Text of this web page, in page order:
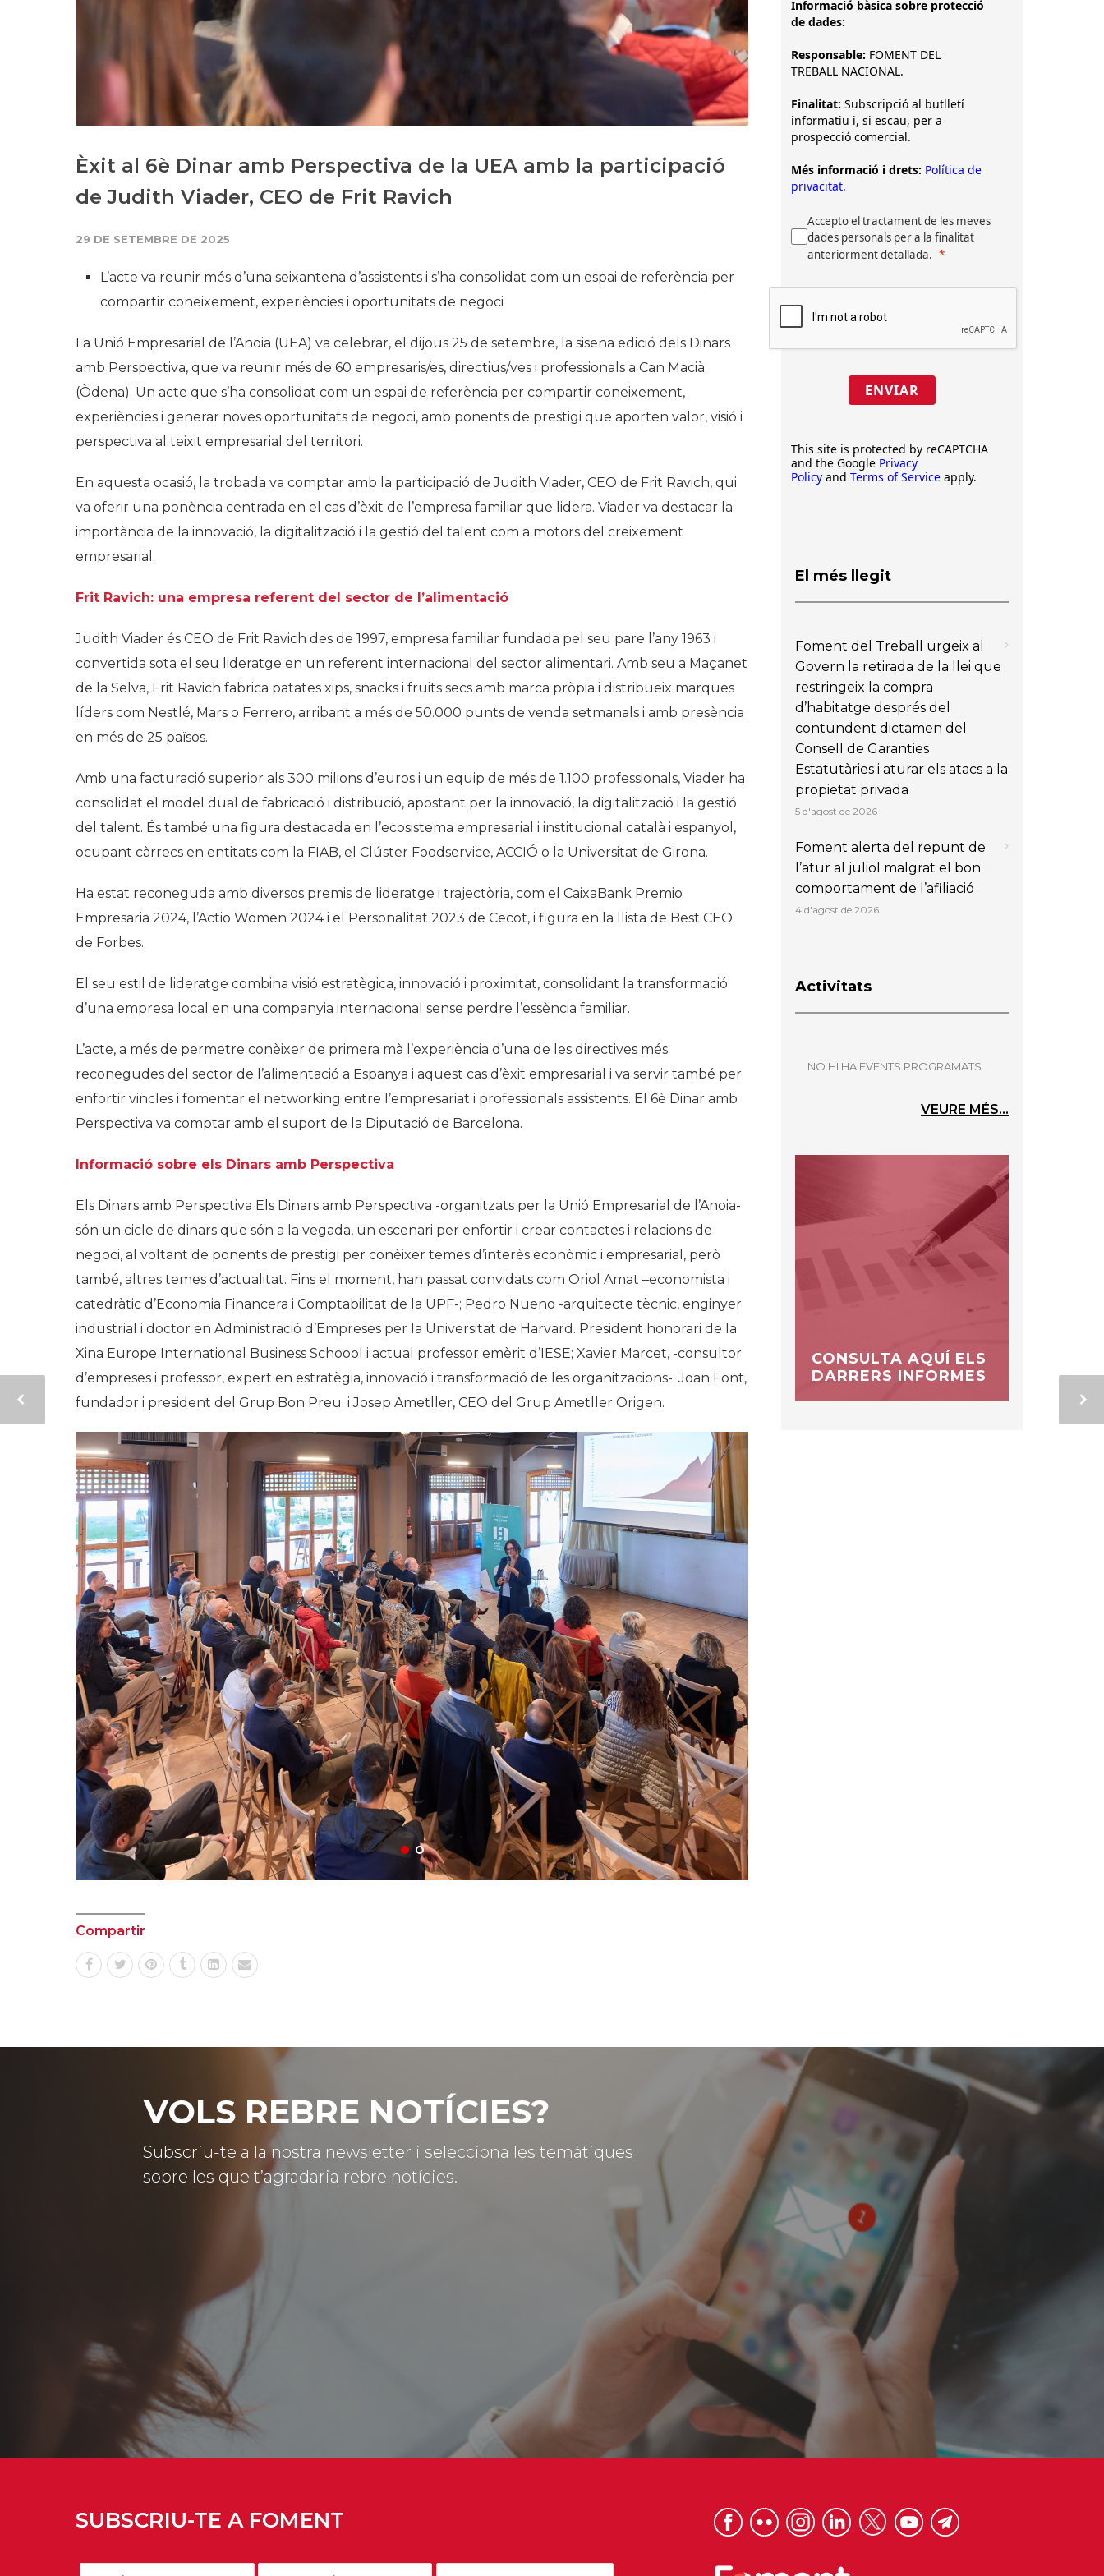
Història
Galeria de Presidents
Biblioteca Arxiu
Èxit al 6è Dinar amb Perspectiva de la UEA amb la participació
de Judith Viader, CEO de Frit Ravich
29 DE SETEMBRE DE 2025
L’acte va reunir més d’una seixantena d’assistents i s’ha consolidat com un espai de referència per
compartir coneixement, experiències i oportunitats de negoci
La Unió Empresarial de l’Anoia (UEA) va celebrar, el dijous 25 de setembre, la sisena edició dels Dinars
amb Perspectiva, que va reunir més de 60 empresaris/es, directius/ves i professionals a Can Macià
(Òdena). Un acte que s’ha consolidat com un espai de referència per compartir coneixement,
experiències i generar noves oportunitats de negoci, amb ponents de prestigi que aporten valor, visió i
perspectiva al teixit empresarial del territori.
En aquesta ocasió, la trobada va comptar amb la participació de Judith Viader, CEO de Frit Ravich, qui
va oferir una ponència centrada en el cas d’èxit de l’empresa familiar que lidera. Viader va destacar la
importància de la innovació, la digitalització i la gestió del talent com a motors del creixement
empresarial.
Frit Ravich: una empresa referent del sector de l’alimentació
Judith Viader és CEO de Frit Ravich des de 1997, empresa familiar fundada pel seu pare l’any 1963 i
convertida sota el seu lideratge en un referent internacional del sector alimentari. Amb seu a Maçanet
de la Selva, Frit Ravich fabrica patates xips, snacks i fruits secs amb marca pròpia i distribueix marques
líders com Nestlé, Mars o Ferrero, arribant a més de 50.000 punts de venda setmanals i amb presència
en més de 25 països.
Amb una facturació superior als 300 milions d’euros i un equip de més de 1.100 professionals, Viader ha
consolidat el model dual de fabricació i distribució, apostant per la innovació, la digitalització i la gestió
del talent. És també una figura destacada en l’ecosistema empresarial i institucional català i espanyol,
ocupant càrrecs en entitats com la FIAB, el Clúster Foodservice, ACCIÓ o la Universitat de Girona.
Ha estat reconeguda amb diversos premis de lideratge i trajectòria, com el CaixaBank Premio
Empresaria 2024, l’Actio Women 2024 i el Personalitat 2023 de Cecot, i figura en la llista de Best CEO
de Forbes.
El seu estil de lideratge combina visió estratègica, innovació i proximitat, consolidant la transformació
d’una empresa local en una companyia internacional sense perdre l’essència familiar.
L’acte, a més de permetre conèixer de primera mà l’experiència d’una de les directives més
reconegudes del sector de l’alimentació a Espanya i aquest cas d’èxit empresarial i va servir també per
enfortir vincles i fomentar el networking entre l’empresariat i professionals assistents. El 6è Dinar amb
Perspectiva va comptar amb el suport de la Diputació de Barcelona.
Informació sobre els Dinars amb Perspectiva
Els Dinars amb Perspectiva Els Dinars amb Perspectiva -organitzats per la Unió Empresarial de l’Anoia-
són un cicle de dinars que són a la vegada, un escenari per enfortir i crear contactes i relacions de
negoci, al voltant de ponents de prestigi per conèixer temes d’interès econòmic i empresarial, però
també, altres temes d’actualitat. Fins el moment, han passat convidats com Oriol Amat –economista i
catedràtic d’Economia Financera i Comptabilitat de la UPF-; Pedro Nueno -arquitecte tècnic, enginyer
industrial i doctor en Administració d’Empreses per la Universitat de Harvard. President honorari de la
Xina Europe International Business Schoool i actual professor emèrit d’IESE; Xavier Marcet, -consultor
d’empreses i professor, expert en estratègia, innovació i transformació de les organitzacions-; Joan Font,
fundador i president del Grup Bon Preu; i Josep Ametller, CEO del Grup Ametller Origen.
Compartir
Informació bàsica sobre protecció
de dades:
Responsable: FOMENT DEL
TREBALL NACIONAL.
Finalitat: Subscripció al butlletí
informatiu i, si escau, per a
prospecció comercial.
Més informació i drets: Política de
privacitat.
Accepto el tractament de les meves
dades personals per a la finalitat
anteriorment detallada.
ENVIAR
This site is protected by reCAPTCHA
and the Google Privacy
Policy and Terms of Service apply.
El més llegit
Foment del Treball urgeix al
Govern la retirada de la llei que
restringeix la compra
d’habitatge després del
contundent dictamen del
Consell de Garanties
Estatutàries i aturar els atacs a la
propietat privada
5 d'agost de 2026
Foment alerta del repunt de
l’atur al juliol malgrat el bon
comportament de l’afiliació
4 d'agost de 2026
Activitats
NO HI HA EVENTS PROGRAMATS
VEURE MÉS...
CONSULTA AQUÍ ELS
DARRERS INFORMES
VOLS REBRE NOTÍCIES?
Subscriu-te a la nostra newsletter i selecciona les temàtiques
sobre les que t’agradaria rebre notícies.
SUBSCRIU-TE A FOMENT